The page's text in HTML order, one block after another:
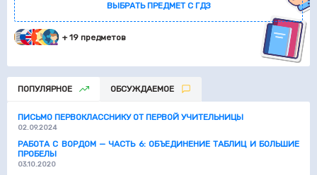
ВЫБРАТЬ ПРЕДМЕТ С ГДЗ
+ 19 предметов
ПОПУЛЯРНОЕ ОБСУЖДАЕМОЕ
ПИСЬМО ПЕРВОКЛАССНИКУ ОТ ПЕРВОЙ УЧИТЕЛЬНИЦЫ
02.09.2024
РАБОТА С ВОРДОМ — ЧАСТЬ 6: ОБЪЕДИНЕНИЕ ТАБЛИЦ И БОЛЬШИЕ
ПРОБЕЛЫ
03.10.2020